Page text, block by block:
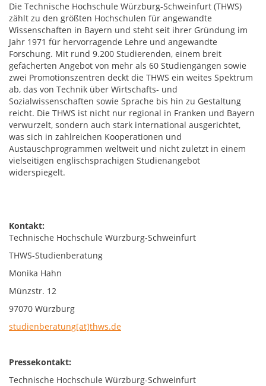
Die Technische Hochschule Würzburg-Schweinfurt (THWS)
zählt zu den größten Hochschulen für angewandte
Wissenschaften in Bayern und steht seit ihrer Gründung im
Jahr 1971 für hervorragende Lehre und angewandte
Forschung. Mit rund 9.200 Studierenden, einem breit
gefächerten Angebot von mehr als 60 Studiengängen sowie
zwei Promotionszentren deckt die THWS ein weites Spektrum
ab, das von Technik über Wirtschafts- und
Sozialwissenschaften sowie Sprache bis hin zu Gestaltung
reicht. Die THWS ist nicht nur regional in Franken und Bayern
verwurzelt, sondern auch stark international ausgerichtet,
was sich in zahlreichen Kooperationen und
Austauschprogrammen weltweit und nicht zuletzt in einem
vielseitigen englischsprachigen Studienangebot
widerspiegelt.
Kontakt:
Technische Hochschule Würzburg-Schweinfurt
THWS-Studienberatung
Monika Hahn
Münzstr. 12
97070 Würzburg
studienberatung[at]thws.de
Pressekontakt:
Technische Hochschule Würzburg-Schweinfurt